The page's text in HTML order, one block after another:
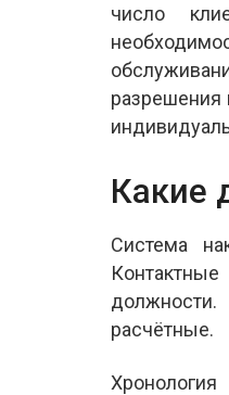
число
разрешения
Какие
Система
расчётные.